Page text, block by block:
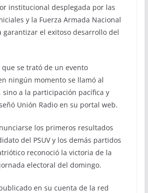
institucional desplegada por las
y la Fuerza Armada Nacional
garantizar el exitoso desarrollo del
que se trató de un evento
ningún momento se llamó al
a la participación pacífica y
Unión Radio en su portal web.
los primeros resultados
del PSUV y los demás partidos
reconoció la victoria de la
electoral del domingo.
en su cuenta de la red